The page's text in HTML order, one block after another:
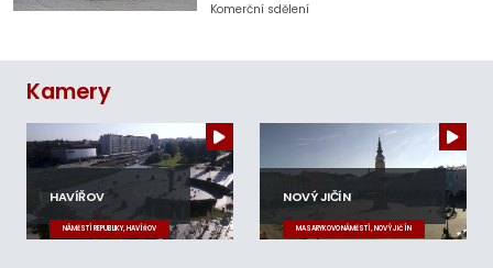
Komerční sdělení
Kamery
HAVÍŘOV
NÁMĚSTÍ REPUBLIKY, HAVÍŘOV
NOVÝ JIČÍN
MASARYKOVO NÁMĚSTÍ, NOVÝ JIČÍN